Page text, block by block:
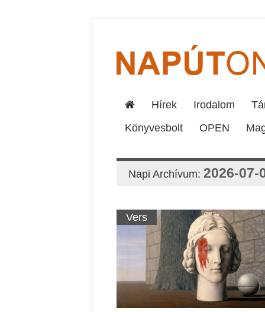
Hírek Irodalom
Könyvesbolt
OPEN
Napi Archívum: 2026-07-
Vers